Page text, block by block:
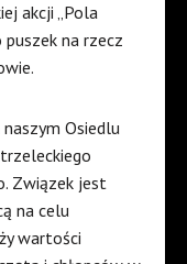
akcji „Pola
puszek na rzecz
Osiedlu
Związek jest
na celu
wartości